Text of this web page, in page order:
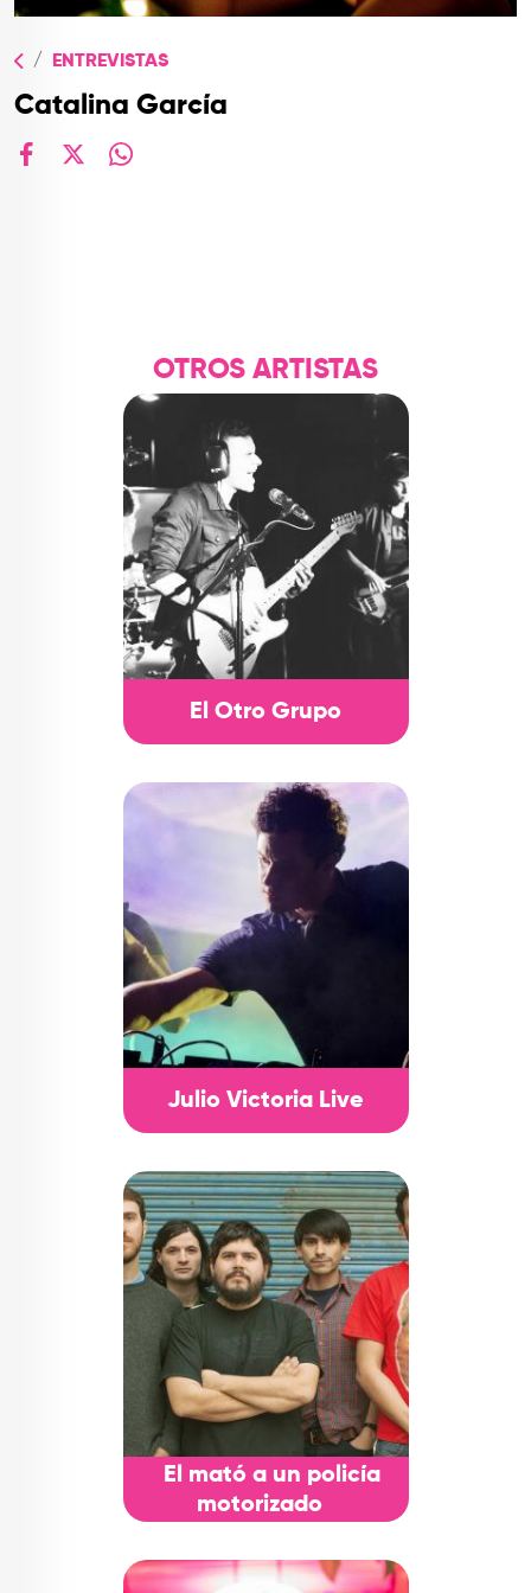
TOP
QUIÉNES SOMOS
CONTACTO
ENTREVISTAS
Catalina García
OTROS ARTISTAS
El Otro Grupo
Julio Victoria Live
El mató a un policía
motorizado